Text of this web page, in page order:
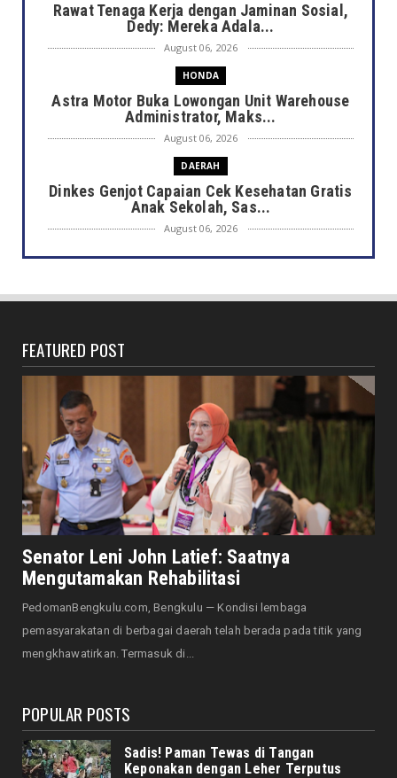
Rawat Tenaga Kerja dengan Jaminan Sosial,
Dedy: Mereka Adala...
August 06, 2026
HONDA
Astra Motor Buka Lowongan Unit Warehouse
Administrator, Maks...
August 06, 2026
DAERAH
Dinkes Genjot Capaian Cek Kesehatan Gratis
Anak Sekolah, Sas...
August 06, 2026
DAERAH
Dedy Tinjau Cek Keseh...
Lebih Pasti dengan Kampas Rem Asli Honda,
Pengereman Maksima...
August 06, 2026
HOTEL MERCURE
Mercure Bengkulu Hadirkan Staycation
Ramah Keluarga, Tamu Da...
August 05, 2026
EKONOMI
Hotel Santika Bengkulu Hadirkan Promo HUT
ke-81 RI, Kamar Mu...
NASIONAL
Menjadi Tuan Rumah Sidang Tahunan MPR RI
dan Sidang Bersama...
FEATURED POST
Senator Leni John Latief: Saatnya
Mengutamakan Rehabilitasi
PedomanBengkulu.com, Bengkulu — Kondisi lembaga
pemasyarakatan di berbagai daerah telah berada pada titik yang
mengkhawatirkan. Termasuk di...
POPULAR POSTS
Sadis! Paman Tewas di Tangan
Keponakan dengan Leher Terputus